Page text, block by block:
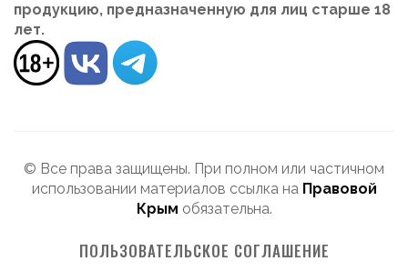
продукцию, предназначенную для лиц старше 18
лет.
© Все права защищены. При полном или частичном
использовании материалов ссылка на Правовой
Крым обязательна.
ПОЛЬЗОВАТЕЛЬСКОЕ СОГЛАШЕНИЕ